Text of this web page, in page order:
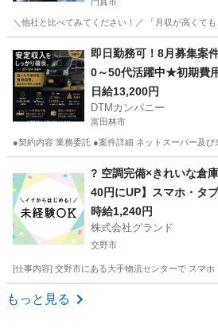
＼他社と比べてみてください！／ 「月収が高くて
ドライバー 置き配
即日勤務可！8月募集案
0～50代活躍中★初期費
日給13,200円
DTMカンパニー
富田林市
●契約内容 業務委託 ●案件詳細 ネットスーパー及
ドライバー ネットス
? 空調完備×きれいな倉
40円にUP】スマホ・タ
大募集！
時給1,240円
株式会社グランド
交野市
[仕事内容] 交野市にある大手物流センターで スマ
大阪 交野市
もっと見る